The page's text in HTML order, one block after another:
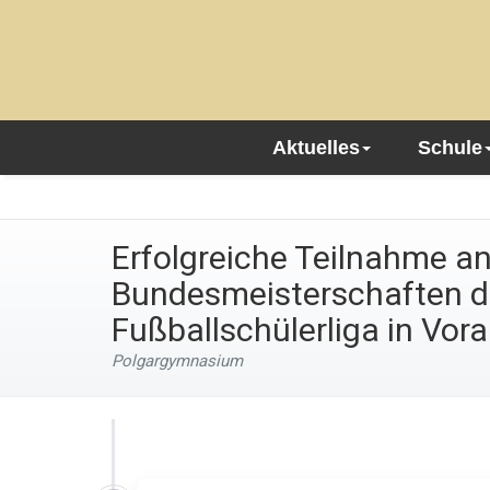
Aktuelles Schule
Erfolgreiche Teilnahme
Bundesmeisterschaften
Fußballschülerliga in
Polgargymnasium